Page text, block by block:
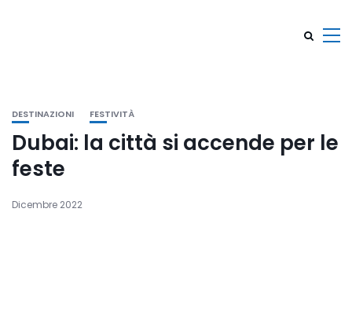
DESTINAZIONI FESTIVITÀ
Dubai: la città si accende per le
feste
Dicembre 2022